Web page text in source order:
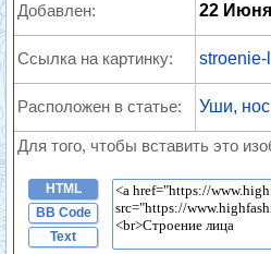
Добавлен: 22
Ссылка на картинку: stroenie-
Расположен в статье: Уши, нос
Для того, чтобы вставить это
HTML
BB Code
Text